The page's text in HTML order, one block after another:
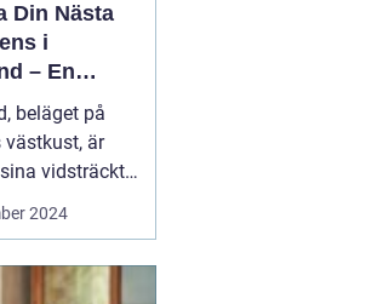
Din Nästa
i
– En
beläget på
västkust, är
vidsträckta
idylliska natur
Men
2024